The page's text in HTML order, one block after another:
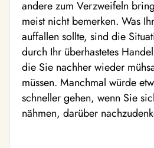
andere zum Verzweifeln
meist nicht bemerken. Was
auffallen sollte, sind die
durch Ihr überhastetes
die Sie nachher wieder
müssen. Manchmal würde
schneller gehen, wenn Sie
nähmen, darüber